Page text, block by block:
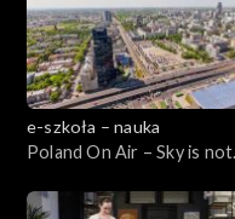
e-szkoła – nauka
Poland On Air – Sky is not